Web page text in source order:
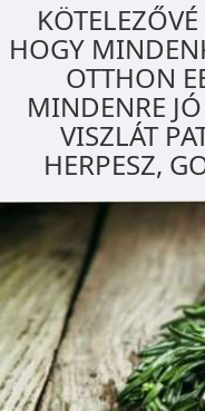
HOGY
OTTHON
MINDENRE
VISZLÁT
HERPESZ,